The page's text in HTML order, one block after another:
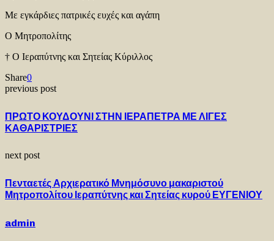
Με εγκάρδιες πατρικές ευχές και αγάπη
Ο Μητροπολίτης
† Ο Ιεραπύτνης και Σητείας Κύριλλος
Share0
previous post
ΠΡΩΤΟ ΚΟΥΔΟΥΝΙ ΣΤΗΝ ΙΕΡΑΠΕΤΡΑ ΜΕ ΛΙΓΕΣ
ΚΑΘΑΡΙΣΤΡΙΕΣ
next post
Πενταετές Αρχιερατικό Μνημόσυνο μακαριστού
Μητροπολίτου Ιεραπύτνης και Σητείας κυρού ΕΥΓΕΝΙΟΥ
admin